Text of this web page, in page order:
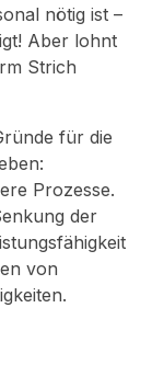
nötig ist –
Aber lohnt
Strich
für die
Prozesse.
der
von